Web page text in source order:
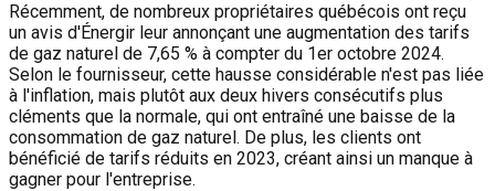
Récemment, de nombreux propriétaires québécois ont reçu
un avis d'Énergir leur annonçant une augmentation des tarifs
de gaz naturel de 7,65 % à compter du 1er octobre 2024.
Selon le fournisseur, cette hausse considérable n'est pas liée
à l'inflation, mais plutôt aux deux hivers consécutifs plus
cléments que la normale, qui ont entraîné une baisse de la
consommation de gaz naturel. De plus, les clients ont
bénéficié de tarifs réduits en 2023, créant ainsi un manque à
gagner pour l'entreprise.